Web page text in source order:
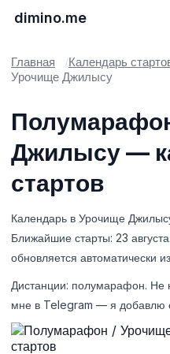
dimino.me
Главная Календарь
Урочище Джилысу
Джилысу —
стартов
Календарь в Урочище
Ближайшие старты: 23
обновляется автоматически
Дистанции: полумарафон. Не
мне в Telegram — я добавлю